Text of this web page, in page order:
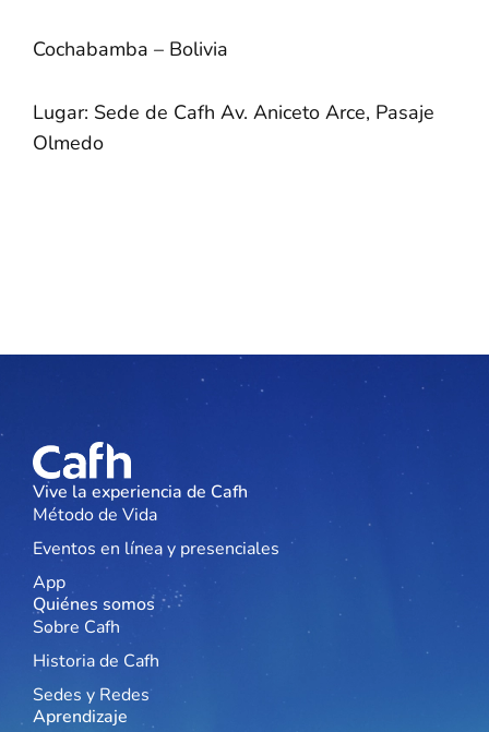
Cochabamba – Bolivia
Lugar: Sede de Cafh Av. Aniceto Arce, Pasaje
Olmedo
Vive la experiencia de Cafh
Método de Vida
Eventos en línea y presenciales
App
Quiénes somos
Sobre Cafh
Historia de Cafh
Sedes y Redes
Aprendizaje